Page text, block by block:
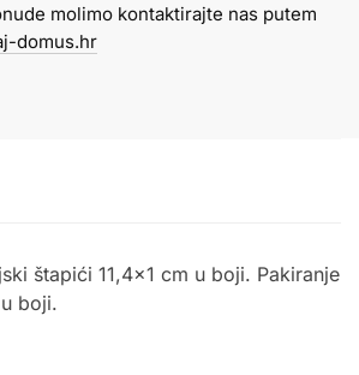
molimo kontaktirajte nas putem
domus.hr
štapići 11,4×1 cm u boji. Pakiranje
boji.